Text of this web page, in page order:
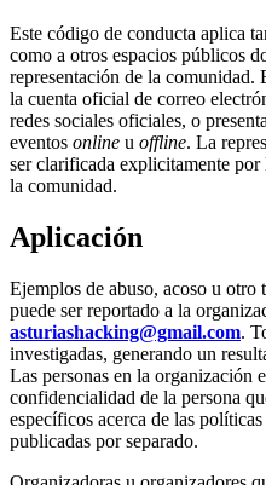
Este código de conducta aplica
como a otros espacios públicos
representación de la comunidad.
la cuenta oficial de correo
redes sociales oficiales, o
eventos online u offline. La
ser clarificada explicitamente por
la comunidad.
Aplicación
Ejemplos de abuso, acoso u
puede ser reportado a la
asturiashacking@gmail.com.
investigadas, generando un
Las personas en la organización
confidencialidad de la persona
específicos acerca de las
publicadas por separado.